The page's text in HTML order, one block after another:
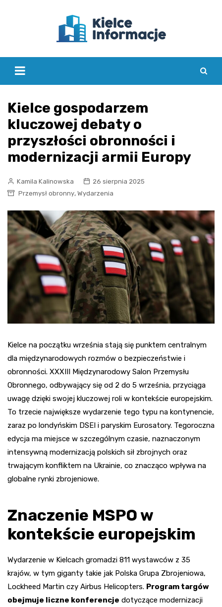
Kielce gospodarzem
kluczowej debaty o
przyszłości obronności i
modernizacji armii Europy
Kamila Kalinowska
26 sierpnia 2025
Przemysł obronny, Wydarzenia
Kielce na początku września stają się punktem centralnym
dla międzynarodowych rozmów o bezpieczeństwie i
obronności. XXXIII Międzynarodowy Salon Przemysłu
Obronnego, odbywający się od 2 do 5 września, przyciąga
uwagę dzięki swojej kluczowej roli w kontekście europejskim.
To trzecie największe wydarzenie tego typu na kontynencie,
zaraz po londyńskim DSEI i paryskim Eurosatory. Tegoroczna
edycja ma miejsce w szczególnym czasie, naznaczonym
intensywną modernizacją polskich sił zbrojnych oraz
trwającym konfliktem na Ukrainie, co znacząco wpływa na
globalne rynki zbrojeniowe.
Znaczenie MSPO w
kontekście europejskim
Wydarzenie w Kielcach gromadzi 811 wystawców z 35
krajów, w tym giganty takie jak Polska Grupa Zbrojeniowa,
Lockheed Martin czy Airbus Helicopters. Program targów
obejmuje liczne konferencje dotyczące modernizacji